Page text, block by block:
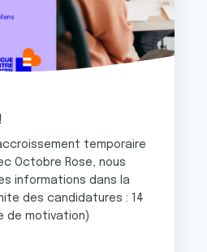
temporaire
Octobre Rose, nous
informations dans la
des candidatures : 14
de motivation)